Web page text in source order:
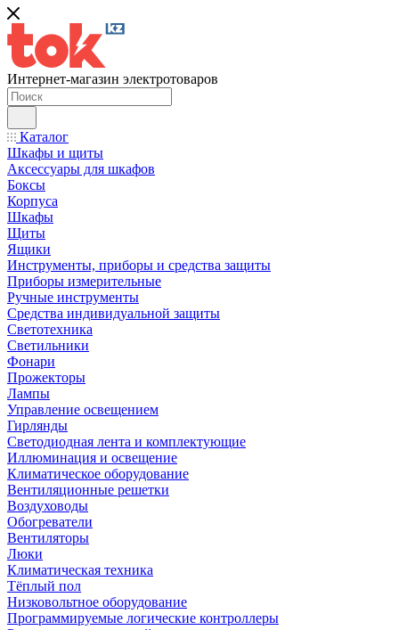
Интернет-магазин электротоваров
Каталог
Шкафы и щиты
Аксессуары для шкафов
Боксы
Корпуса
Шкафы
Щиты
Ящики
Инструменты, приборы и средства защиты
Приборы измерительные
Ручные инструменты
Средства индивидуальной защиты
Светотехника
Светильники
Фонари
Прожекторы
Лампы
Управление освещением
Гирлянды
Светодиодная лента и комплектующие
Иллюминация и освещение
Климатическое оборудование
Вентиляционные решетки
Воздуховоды
Обогреватели
Вентиляторы
Люки
Климатическая техника
Тёплый пол
Низковольтное оборудование
Программируемые логические контроллеры